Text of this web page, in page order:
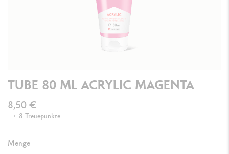
TUBE 80 ML ACRYLIC MAGENTA
8,50 €
+ 8 Treuepunkte
Menge